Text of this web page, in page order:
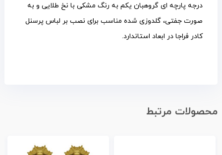
درجه پارچه ای گروهبان یکم به رنگ مشکی با نخ طلایی و به
صورت جفتی، گلدوزی شده مناسب برای نصب بر لباس پرسنل
کادر فراجا در ابعاد استاندارد.
محصولات مرتبط